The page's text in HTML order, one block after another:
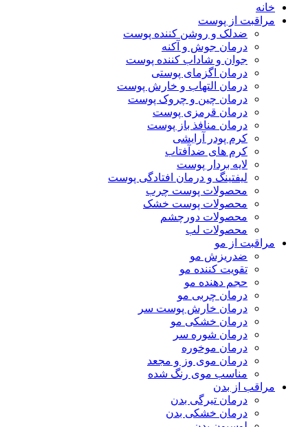
خانه
مراقبت از پوست
ضدلک و روشن کننده پوست
درمان جوش و آکنه
جوان و شاداب کننده پوست
درمان اگزمای پوستی
درمان التهاب و خارش پوست
درمان چین و چروک پوست
درمان قرمزی پوست
درمان منافذ باز پوست
کرم پودر آرایشی
کرم های ضدآفتاب
لایه بردار پوست
لیفتینگ و درمان افتادگی پوست
محصولات پوست چرب
محصولات پوست خشک
محصولات دورچشم
محصولات لب
مراقبت از مو
ضدریزش مو
تقویت کننده مو
حجم دهنده مو
درمان چربی مو
درمان خارش پوست سر
درمان خشکی مو
درمان شوره سر
درمان موخوره
درمان موی وز و مجعد
مناسب موی رنگ شده
مراقب از بدن
درمان تیرگی بدن
درمان خشکی بدن